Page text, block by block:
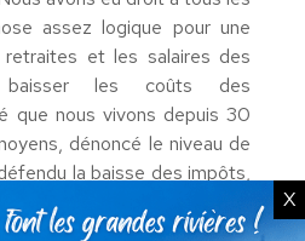
assez logique pour une
et les salaires des
baisser les coûts des
que nous vivons depuis 30
dénoncé le niveau de
la baisse des impôts,
Copé. Manuel Valls a eu
sont équitables alors
X